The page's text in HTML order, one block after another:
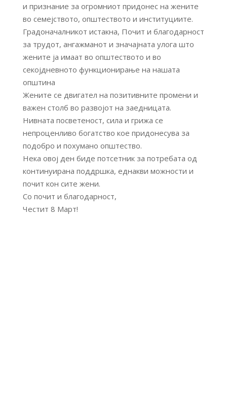
и признание за огромниот придонес на жените
во семејството, општеството и институциите.
Градоначалникот истакна, Почит и благодарност
за трудот, ангажманот и значајната улога што
жените ја имаат во општеството и во
секојдневното функционирање на нашата
општина
Жените се двигател на позитивните промени и
важен столб во развојот на заедницата.
Нивната посветеност, сила и грижа се
непроценливо богатство кое придонесува за
подобро и похумано општество.
Нека овој ден биде потсетник за потребата од
континуирана поддршка, еднакви можности и
почит кон сите жени.
Со почит и благодарност,
Честит 8 Март!